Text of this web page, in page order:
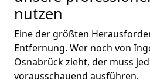
nutzen
Eine der größten
Entfernung. Wer noch von
Osnabrück zieht, der muss
vorausschauend ausführen.